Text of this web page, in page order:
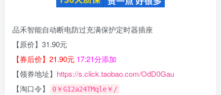
品禾智能自动断电防过充满保护定时器插座
【原价】31.90元
【券后价】21.90元 17:21分添加
【领券地址】 https://s.click.taobao.com/OdD0Gau
【淘口令】
0￥GI2a24TMqle￥/